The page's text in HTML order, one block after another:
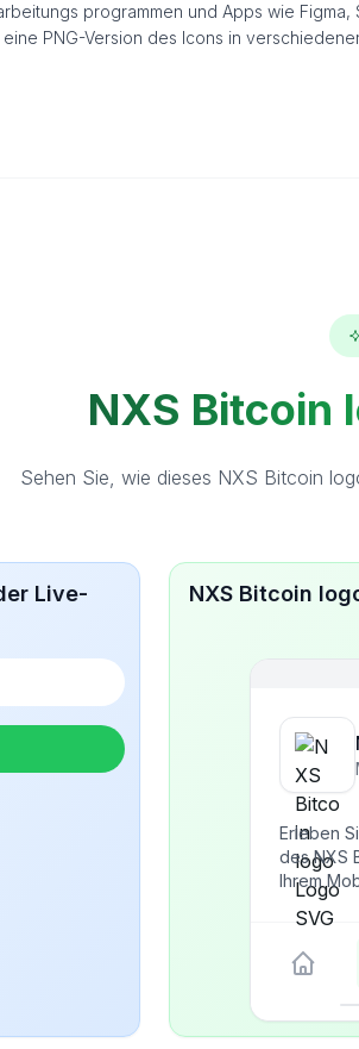
programmen und Apps wie Figma,
PNG-Version des Icons in
NXS Bitcoin
Sehen Sie, wie dieses NXS Bitcoin
Live-
NXS Bitcoin
Erleben
des NXS
Ihrem